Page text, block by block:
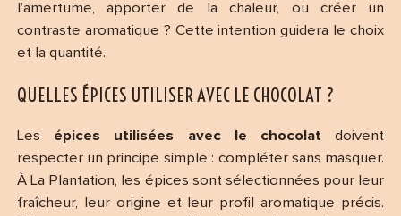
l’amertume, apporter de la chaleur, ou créer un
contraste aromatique ? Cette intention guidera le choix
et la quantité.
QUELLES ÉPICES UTILISER AVEC LE CHOCOLAT ?
Les épices utilisées avec le chocolat doivent
respecter un principe simple : compléter sans masquer.
À La Plantation, les épices sont sélectionnées pour leur
fraîcheur, leur origine et leur profil aromatique précis.